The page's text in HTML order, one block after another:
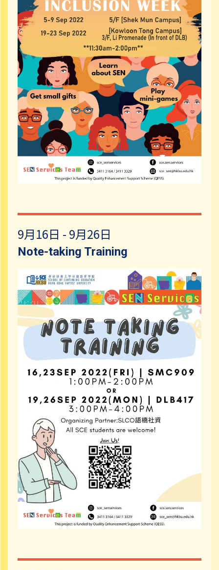
9月16日 - 9月26日
Note-taking Training